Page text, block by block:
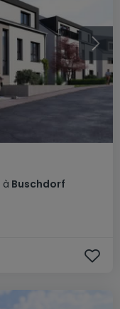
à Buschdorf